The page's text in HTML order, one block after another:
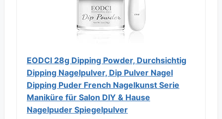
EODCI 28g Dipping Powder, Durchsichtig
Dipping Nagelpulver, Dip Pulver Nagel
Dipping Puder French Nagelkunst Serie
Maniküre für Salon DIY & Hause
Nagelpuder Spiegelpulver